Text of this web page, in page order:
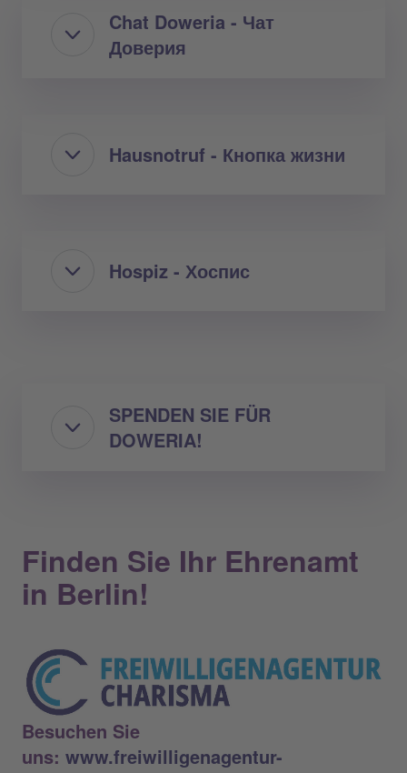
Chat Doweria - Чат
Доверия
Hausnotruf - Кнопка жизни
Hospiz - Хоспис
SPENDEN SIE FÜR
DOWERIA!
Finden Sie Ihr Ehrenamt
in Berlin!
Besuchen Sie
uns: www.freiwilligenagentur-